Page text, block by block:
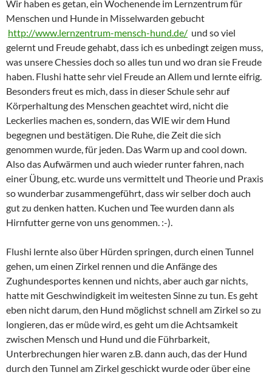
Wir haben es getan, ein Wochenende im Lernzentrum für
Menschen und Hunde in Misselwarden gebucht
http://www.lernzentrum-mensch-hund.de/ und so viel
gelernt und Freude gehabt, dass ich es unbedingt zeigen muss,
was unsere Chessies doch so alles tun und wo dran sie Freude
haben. Flushi hatte sehr viel Freude an Allem und lernte eifrig.
Besonders freut es mich, dass in dieser Schule sehr auf
Körperhaltung des Menschen geachtet wird, nicht die
Leckerlies machen es, sondern, das WIE wir dem Hund
begegnen und bestätigen. Die Ruhe, die Zeit die sich
genommen wurde, für jeden. Das Warm up and cool down.
Also das Aufwärmen und auch wieder runter fahren, nach
einer Übung, etc. wurde uns vermittelt und Theorie und Praxis
so wunderbar zusammengeführt, dass wir selber doch auch
gut zu denken hatten. Kuchen und Tee wurden dann als
Hirnfutter gerne von uns genommen. :-).
Flushi lernte also über Hürden springen, durch einen Tunnel
gehen, um einen Zirkel rennen und die Anfänge des
Zughundesportes kennen und nichts, aber auch gar nichts,
hatte mit Geschwindigkeit im weitesten Sinne zu tun. Es geht
eben nicht darum, den Hund möglichst schnell am Zirkel so zu
longieren, das er müde wird, es geht um die Achtsamkeit
zwischen Mensch und Hund und die Führbarkeit,
Unterbrechungen hier waren z.B. dann auch, das der Hund
durch den Tunnel am Zirkel geschickt wurde oder über eine